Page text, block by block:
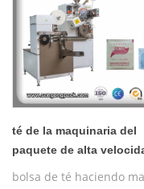
té de la maquinaria del
paquete de alta
bolsa de té haciendo